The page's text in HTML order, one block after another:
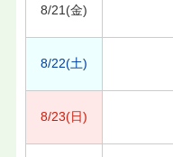
8/21(金)
8/22(土)
8/23(日)